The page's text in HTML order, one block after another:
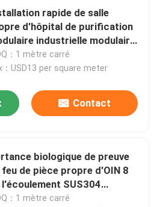
rapide de salle
d'hôpital de purification
industrielle modulaire
：1 mètre carré
：USD13 per square meter
Contact
biologique de preuve
feu de pièce propre d'OIN 8
l'écoulement SUS304
grande
：1 mètre carré